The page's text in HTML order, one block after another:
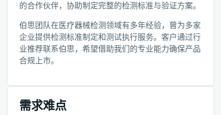
的合作伙伴，协助制定完整的检测标准与验证方案。
伯思团队在医疗器械检测领域有多年经验，曾为多家
企业提供检测标准制定和测试执行服务。客户通过行
业推荐联系伯思，希望借助我们的专业能力确保产品
合规上市。
需求难点